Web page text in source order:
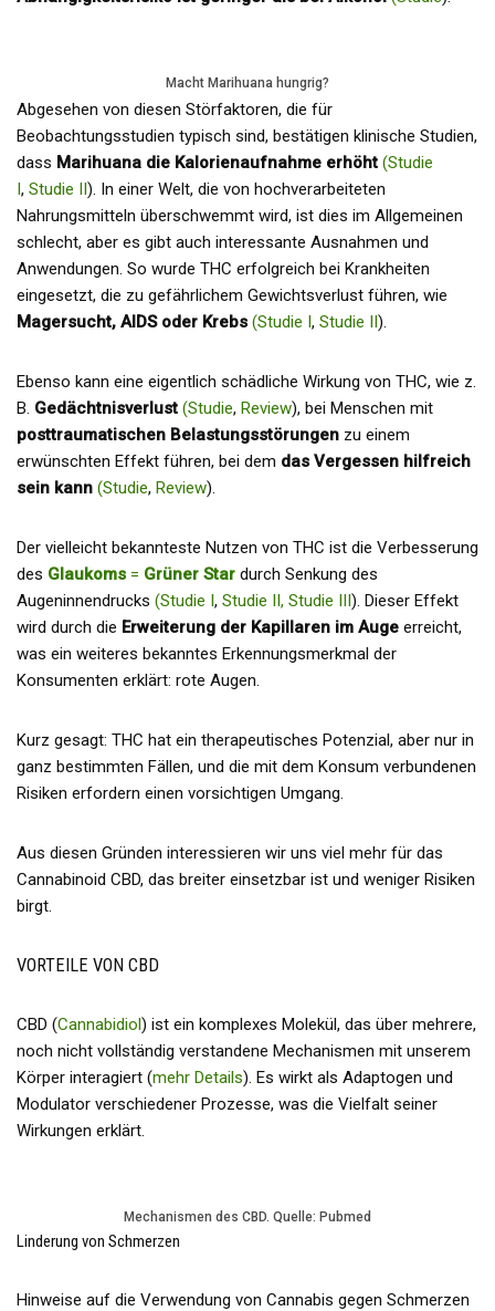
Macht Marihuana hungrig?
Abgesehen von diesen Störfaktoren, die für
Beobachtungsstudien typisch sind, bestätigen klinische Studien,
dass Marihuana die Kalorienaufnahme erhöht (Studie
I, Studie II). In einer Welt, die von hochverarbeiteten
Nahrungsmitteln überschwemmt wird, ist dies im Allgemeinen
schlecht, aber es gibt auch interessante Ausnahmen und
Anwendungen. So wurde THC erfolgreich bei Krankheiten
eingesetzt, die zu gefährlichem Gewichtsverlust führen, wie
Magersucht, AIDS oder Krebs (Studie I, Studie II).
Ebenso kann eine eigentlich schädliche Wirkung von THC, wie z.
B. Gedächtnisverlust (Studie, Review), bei Menschen mit
posttraumatischen Belastungsstörungen zu einem
erwünschten Effekt führen, bei dem das Vergessen hilfreich
sein kann (Studie, Review).
Der vielleicht bekannteste Nutzen von THC ist die Verbesserung
des Glaukoms = Grüner Star durch Senkung des
Augeninnendrucks (Studie I, Studie II, Studie III). Dieser Effekt
wird durch die Erweiterung der Kapillaren im Auge erreicht,
was ein weiteres bekanntes Erkennungsmerkmal der
Konsumenten erklärt: rote Augen.
Kurz gesagt: THC hat ein therapeutisches Potenzial, aber nur in
ganz bestimmten Fällen, und die mit dem Konsum verbundenen
Risiken erfordern einen vorsichtigen Umgang.
Aus diesen Gründen interessieren wir uns viel mehr für das
Cannabinoid CBD, das breiter einsetzbar ist und weniger Risiken
birgt.
VORTEILE VON CBD
CBD (Cannabidiol) ist ein komplexes Molekül, das über mehrere,
noch nicht vollständig verstandene Mechanismen mit unserem
Körper interagiert (mehr Details). Es wirkt als Adaptogen und
Modulator verschiedener Prozesse, was die Vielfalt seiner
Wirkungen erklärt.
Mechanismen des CBD. Quelle: Pubmed
Linderung von Schmerzen
Hinweise auf die Verwendung von Cannabis gegen Schmerzen